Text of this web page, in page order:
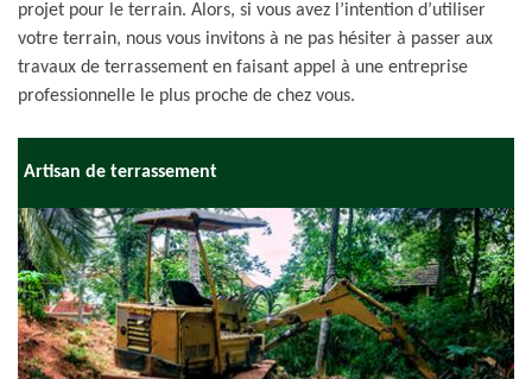
projet pour le terrain. Alors, si vous avez l’intention d’utiliser
votre terrain, nous vous invitons à ne pas hésiter à passer aux
travaux de terrassement en faisant appel à une entreprise
professionnelle le plus proche de chez vous.
Artisan de terrassement